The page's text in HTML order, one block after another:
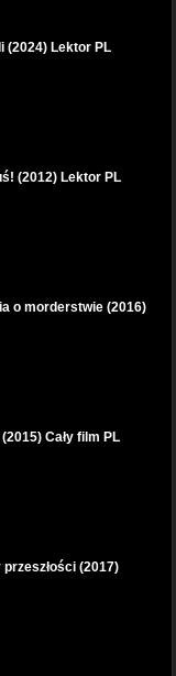
(2024) Lektor PL
(2012) Lektor PL
o morderstwie (2016)
Cały film PL
przeszłości (2017)